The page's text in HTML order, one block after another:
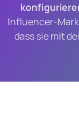
Influencer-
dass sie mit